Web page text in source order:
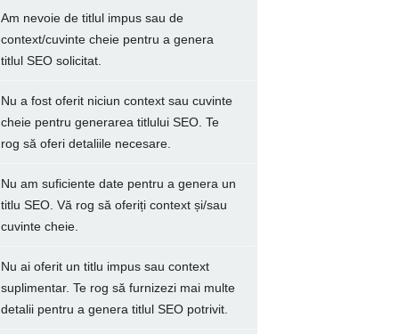
Am nevoie de titlul impus sau de
context/cuvinte cheie pentru a genera
titlul SEO solicitat.
Nu a fost oferit niciun context sau cuvinte
cheie pentru generarea titlului SEO. Te
rog să oferi detaliile necesare.
Nu am suficiente date pentru a genera un
titlu SEO. Vă rog să oferiți context și/sau
cuvinte cheie.
Nu ai oferit un titlu impus sau context
suplimentar. Te rog să furnizezi mai multe
detalii pentru a genera titlul SEO potrivit.